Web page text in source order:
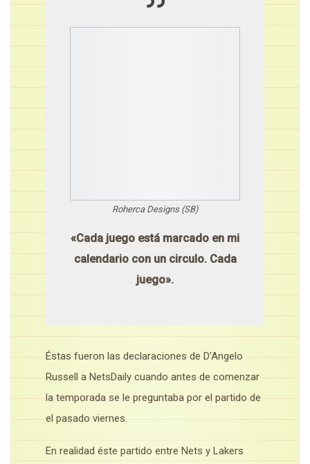
Roherca Designs (SB)
«Cada juego está marcado en mi
calendario con un circulo. Cada
juego».
Éstas fueron las declaraciones de D’Angelo
Russell a NetsDaily cuando antes de comenzar
la temporada se le preguntaba por el partido de
el pasado viernes.
En realidad éste partido entre Nets y Lakers